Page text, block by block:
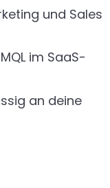
und Sales
im SaaS-
an deine